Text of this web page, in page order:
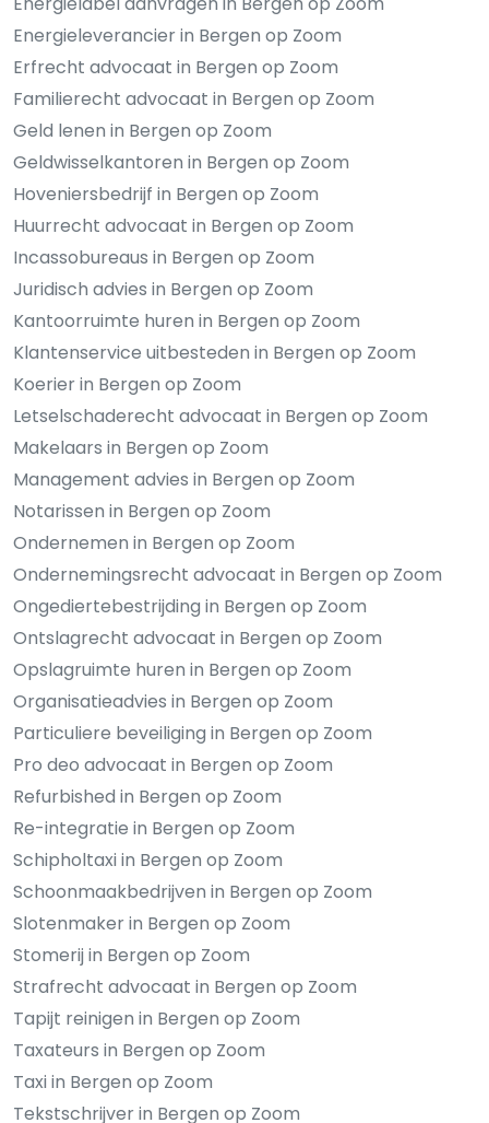
Energieleverancier in Bergen op Zoom
Erfrecht advocaat in Bergen op Zoom
Familierecht advocaat in Bergen op Zoom
Geld lenen in Bergen op Zoom
Geldwisselkantoren in Bergen op Zoom
Hoveniersbedrijf in Bergen op Zoom
Huurrecht advocaat in Bergen op Zoom
Incassobureaus in Bergen op Zoom
Juridisch advies in Bergen op Zoom
Kantoorruimte huren in Bergen op Zoom
Klantenservice uitbesteden in Bergen op Zoom
Koerier in Bergen op Zoom
Letselschaderecht advocaat in Bergen op Zoom
Makelaars in Bergen op Zoom
Management advies in Bergen op Zoom
Notarissen in Bergen op Zoom
Ondernemen in Bergen op Zoom
Ondernemingsrecht advocaat in Bergen op Zoom
Ongediertebestrijding in Bergen op Zoom
Ontslagrecht advocaat in Bergen op Zoom
Opslagruimte huren in Bergen op Zoom
Organisatieadvies in Bergen op Zoom
Particuliere beveiliging in Bergen op Zoom
Pro deo advocaat in Bergen op Zoom
Refurbished in Bergen op Zoom
Re-integratie in Bergen op Zoom
Schipholtaxi in Bergen op Zoom
Schoonmaakbedrijven in Bergen op Zoom
Slotenmaker in Bergen op Zoom
Stomerij in Bergen op Zoom
Strafrecht advocaat in Bergen op Zoom
Tapijt reinigen in Bergen op Zoom
Taxateurs in Bergen op Zoom
Taxi in Bergen op Zoom
Tekstschrijver in Bergen op Zoom